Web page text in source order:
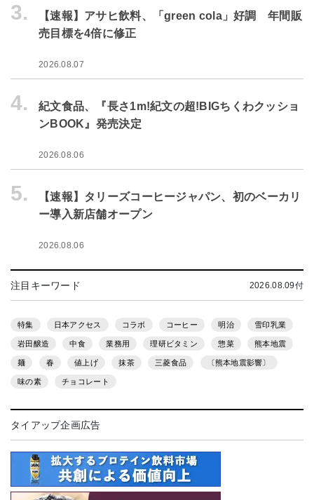
3.
【速報】アサヒ飲料、「green cola」好調 年間販
売目標を4倍に修正
2026.08.07
4.
紀文食品、『長さ1m!紀文の超!BIGちくわクッショ
ンBOOK』発売決定
2026.08.06
5.
【速報】タリーズコーヒージャパン、初のベーカリ
ー導入新店舗オープン
2026.08.06
注目キーワード 2026.08.09付
特集 日本アクセス コラボ コーヒー 明治 雪印乳業
岩田醸造 中食 業務用 理研ビタミン 惣菜 熊本地震
麺 春 値上げ 抹茶 三菱食品 〔熊本地震影響〕
味の素 チョコレート
タイアップ企画広告